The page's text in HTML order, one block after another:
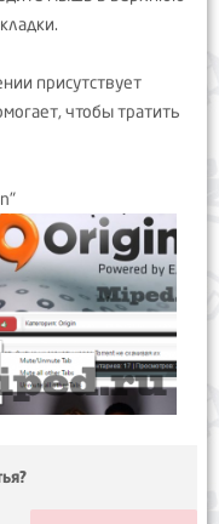
присутствует
чтобы тратить